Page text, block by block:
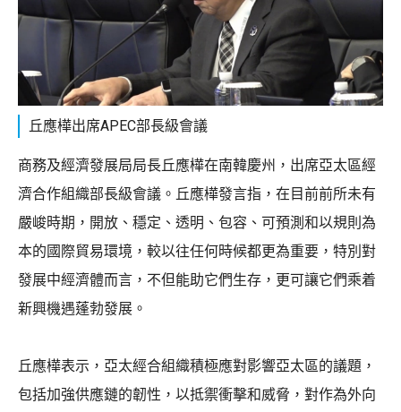
丘應樺出席APEC部長級會議
商務及經濟發展局局長丘應樺在南韓慶州，出席亞太區經
濟合作組織部長級會議。丘應樺發言指，在目前前所未有
嚴峻時期，開放、穩定、透明、包容、可預測和以規則為
本的國際貿易環境，較以往任何時候都更為重要，特別對
發展中經濟體而言，不但能助它們生存，更可讓它們乘着
新興機遇蓬勃發展。
丘應樺表示，亞太經合組織積極應對影響亞太區的議題，
包括加強供應鏈的韌性，以抵禦衝擊和威脅，對作為外向